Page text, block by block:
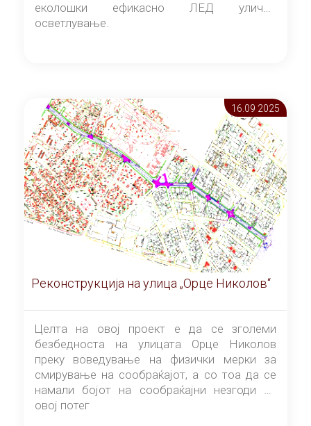
еколошки ефикасно ЛЕД улично
осветлување.
16.09 2025
Реконструкција на улица „Орце Николов“
Целта на овој проект е да се зголеми
безбедноста на улицата Орце Николов
преку воведување на физички мерки за
смирување на сообраќајот, а со тоа да се
намали бојот на сообраќајни незгоди на
овој потег